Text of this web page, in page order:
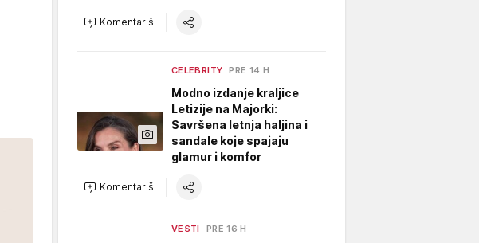
Komentariši
CELEBRITY PRE 14 H
Modno izdanje kraljice
Letizije na Majorki:
Savršena letnja haljina i
sandale koje spajaju
glamur i komfor
Komentariši
VESTI PRE 16 H